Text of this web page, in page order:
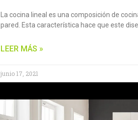
La cocina lineal es una composición de
pared. Esta característica hace que este
LEER MÁS »
junio 17, 2021